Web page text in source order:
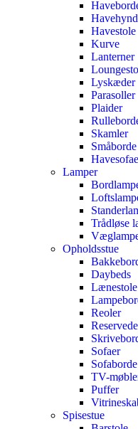
Havestole
Kurve
Lanterner
Lyskæder
Parasoller
Plaider
Skamler
Småborde
Lamper
Trådløse
Opholdsstue
Daybeds
Lænestole
Reoler
Sofaer
Sofaborde
TV-
Puffer
Spisestue